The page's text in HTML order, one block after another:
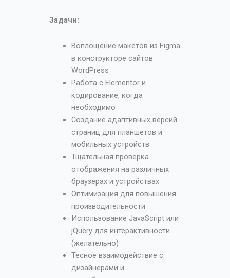
Задачи:
Воплощение макетов из Figma
в конструкторе сайтов
WordPress
Работа с Elementor и
кодирование, когда
необходимо
Создание адаптивных версий
страниц для планшетов и
мобильных устройств
Тщательная проверка
отображения на различных
браузерах и устройствах
Оптимизация для повышения
производительности
Использование JavaScript или
jQuery для интерактивности
(желательно)
Тесное взаимодействие с
дизайнерами и